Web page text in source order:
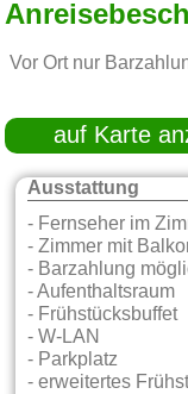
Vor Ort nur
auf Karte
Ausstattung
- Fernseher im
- Zimmer mit
- Barzahlung
- Aufenthaltsraum
- Frühstücksbuffet
- W-LAN
- Parkplatz
- erweitertes